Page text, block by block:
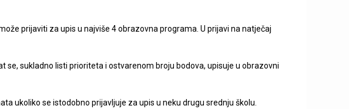
prijaviti za upis u najviše 4 obrazovna programa. U prijavi na natječaj
se, sukladno listi prioriteta i ostvarenom broju bodova, upisuje u obrazovni
ukoliko se istodobno prijavljuje za upis u neku drugu srednju školu.